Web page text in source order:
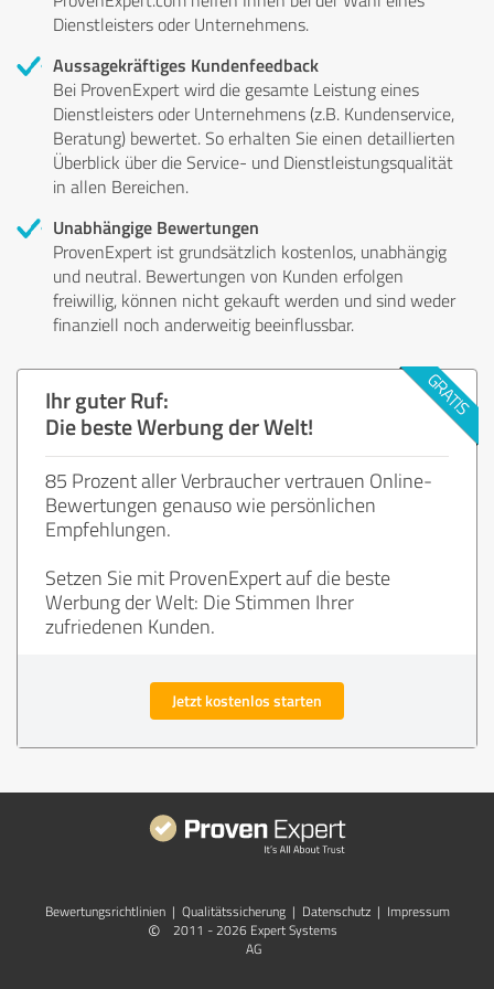
Dienstleisters oder Unternehmens.
Aussagekräftiges Kundenfeedback
Bei ProvenExpert wird die gesamte Leistung eines
Dienstleisters oder Unternehmens (z.B. Kundenservice,
Beratung) bewertet. So erhalten Sie einen detaillierten
Überblick über die Service- und Dienstleistungsqualität
in allen Bereichen.
Unabhängige Bewertungen
ProvenExpert ist grundsätzlich kostenlos, unabhängig
und neutral. Bewertungen von Kunden erfolgen
freiwillig, können nicht gekauft werden und sind weder
finanziell noch anderweitig beeinflussbar.
Ihr guter Ruf:
Die beste Werbung der Welt!
85 Prozent aller Verbraucher vertrauen Online-
Bewertungen genauso wie persönlichen
Empfehlungen.
Setzen Sie mit ProvenExpert auf die beste
Werbung der Welt: Die Stimmen Ihrer
zufriedenen Kunden.
Jetzt kostenlos starten
Bewertungs­richtlinien | Qualitätssicherung | Datenschutz | Impressum
©
2011 - 2026 Expert Systems
AG